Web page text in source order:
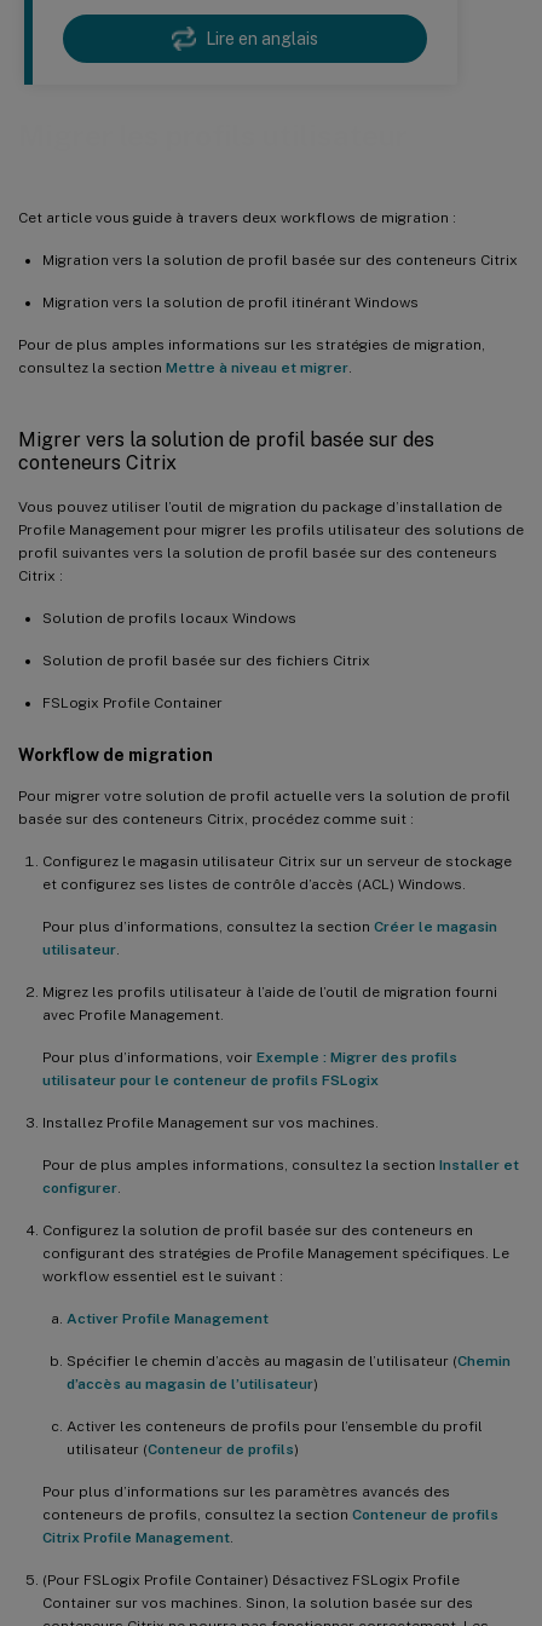
Lire en anglais
Cet article vous guide à travers deux workflows de migration :
Migration vers la solution de profil basée sur des conteneurs Citrix
Migration vers la solution de profil itinérant Windows
Pour de plus amples informations sur les stratégies de migration,
consultez la section Mettre à niveau et migrer
Migrer vers la solution de profil basée sur des
conteneurs Citrix
Vous pouvez utiliser l’outil de migration du package d’installation de
Profile Management pour migrer les profils utilisateur des solutions de
profil suivantes vers la solution de profil basée sur des conteneurs
Citrix :
Solution de profils locaux Windows
Solution de profil basée sur des fichiers Citrix
FSLogix Profile Container
Workflow de migration
Pour migrer votre solution de profil actuelle vers la solution de profil
basée sur des conteneurs Citrix, procédez comme suit :
Configurez le magasin utilisateur Citrix sur un serveur de stockage
et configurez ses listes de contrôle d’accès (ACL) Windows.
Pour plus d’informations, consultez la section Créer le magasin
utilisateur
Migrez les profils utilisateur à l’aide de l’outil de migration fourni
avec Profile Management.
Pour plus d’informations, voir Exemple : Migrer des profils
utilisateur pour le conteneur de profils FSLogix
Installez Profile Management sur vos machines.
Pour de plus amples informations, consultez la section Installer et
configurer
Configurez la solution de profil basée sur des conteneurs en
configurant des stratégies de Profile Management spécifiques. Le
workflow essentiel est le suivant :
Activer Profile Management
Spécifier le chemin d’accès au magasin de l’utilisateur (Chemin
d’accès au magasin de l’utilisateur)
Activer les conteneurs de profils pour l’ensemble du profil
utilisateur (Conteneur de profils)
Pour plus d’informations sur les paramètres avancés des
conteneurs de profils, consultez la section Conteneur de profils
Citrix Profile Management
(Pour FSLogix Profile Container) Désactivez FSLogix Profile
Container sur vos machines. Sinon, la solution basée sur des